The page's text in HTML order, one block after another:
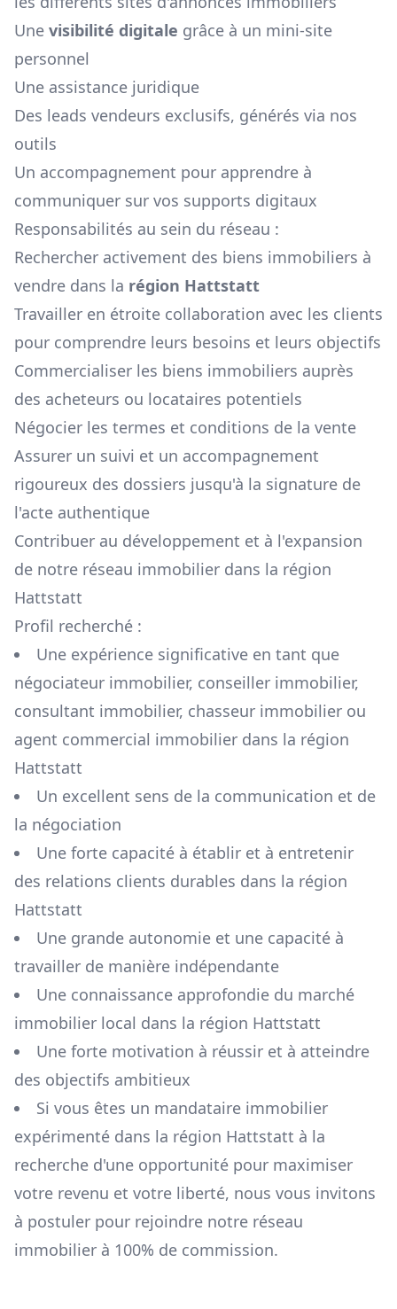
Une visibilité digitale grâce à un mini-site
personnel
Une assistance juridique
Des leads vendeurs exclusifs, générés via nos
outils
Un accompagnement pour apprendre à
communiquer sur vos supports digitaux
Responsabilités au sein du réseau :
Rechercher activement des biens immobiliers à
vendre dans la région Hattstatt
Travailler en étroite collaboration avec les clients
pour comprendre leurs besoins et leurs objectifs
Commercialiser les biens immobiliers auprès
des acheteurs ou locataires potentiels
Négocier les termes et conditions de la vente
Assurer un suivi et un accompagnement
rigoureux des dossiers jusqu'à la signature de
l'acte authentique
Contribuer au développement et à l'expansion
de notre réseau immobilier dans la région
Hattstatt
Profil recherché :
Une expérience significative en tant que
négociateur immobilier, conseiller immobilier,
consultant immobilier, chasseur immobilier ou
agent commercial immobilier dans la région
Hattstatt
Un excellent sens de la communication et de
la négociation
Une forte capacité à établir et à entretenir
des relations clients durables dans la région
Hattstatt
Une grande autonomie et une capacité à
travailler de manière indépendante
Une connaissance approfondie du marché
immobilier local dans la région Hattstatt
Une forte motivation à réussir et à atteindre
des objectifs ambitieux
Si vous êtes un mandataire immobilier
expérimenté dans la région Hattstatt à la
recherche d'une opportunité pour maximiser
votre revenu et votre liberté, nous vous invitons
à postuler pour rejoindre notre réseau
immobilier à 100% de commission.